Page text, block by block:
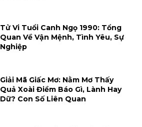
Tử Vi Tuổi Canh Ngọ 1990: Tổng
Quan Về Vận Mệnh, Tình Yêu, Sự
Nghiệp
Giải Mã Giấc Mơ: Nằm Mơ Thấy
Quả Xoài Điềm Báo Gì, Lành Hay
Dữ? Con Số Liên Quan